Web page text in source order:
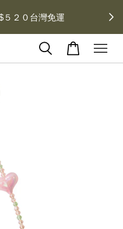
５２０台灣免運